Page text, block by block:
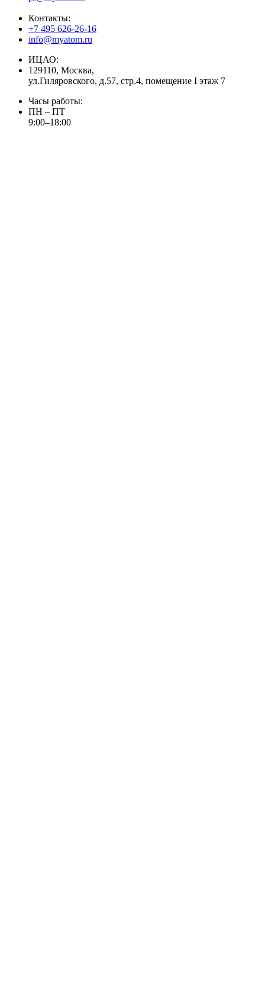
Контакты:
+7 495 626-26-16
info@myatom.ru
ИЦАО:
129110, Москва,
ул.Гиляровского, д.57, стр.4, помещение I этаж 7
Часы работы:
ПН – ПТ
9:00–18:00